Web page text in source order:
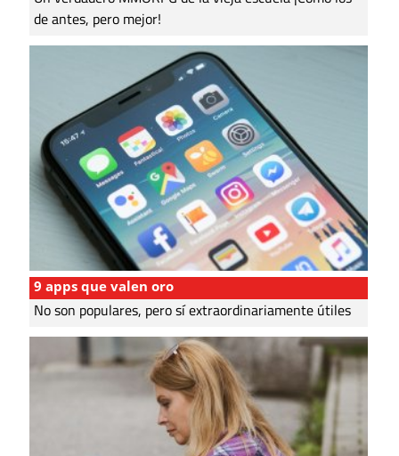
de antes, pero mejor!
9 apps que valen oro
No son populares, pero sí extraordinariamente útiles